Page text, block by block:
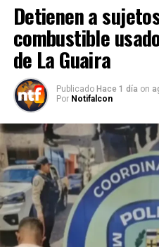
Detienen a
combustible
de La Guaira
Publicado Hace 1 día on
Por Notifalcon